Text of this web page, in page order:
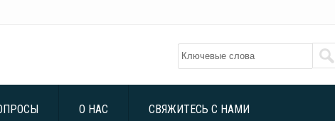
О НАС СВЯЖИТЕСЬ С НАМИ